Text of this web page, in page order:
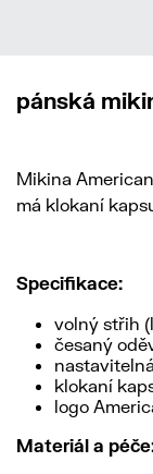
pánská
Mikina
má klokaní
Specifikace:
volný střih
česaný
klokaní
logo
Materiál a